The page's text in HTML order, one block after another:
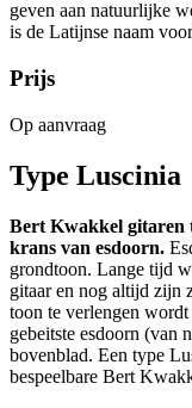
geven aan natuurlijke
is de Latijnse naam
Prijs
Op aanvraag
Type Luscinia
Bert Kwakkel gitaren
krans van esdoorn.
grondtoon. Lange tijd
gitaar en nog altijd zijn
toon te verlengen
gebeitste esdoorn (van
bovenblad. Een type
bespeelbare Bert